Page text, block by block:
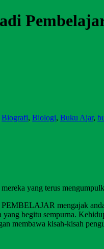
Biografi, Biologi, Buku Ajar,
yang terus
mengajak anda
begitu sempurna.
membawa kisah-kisah